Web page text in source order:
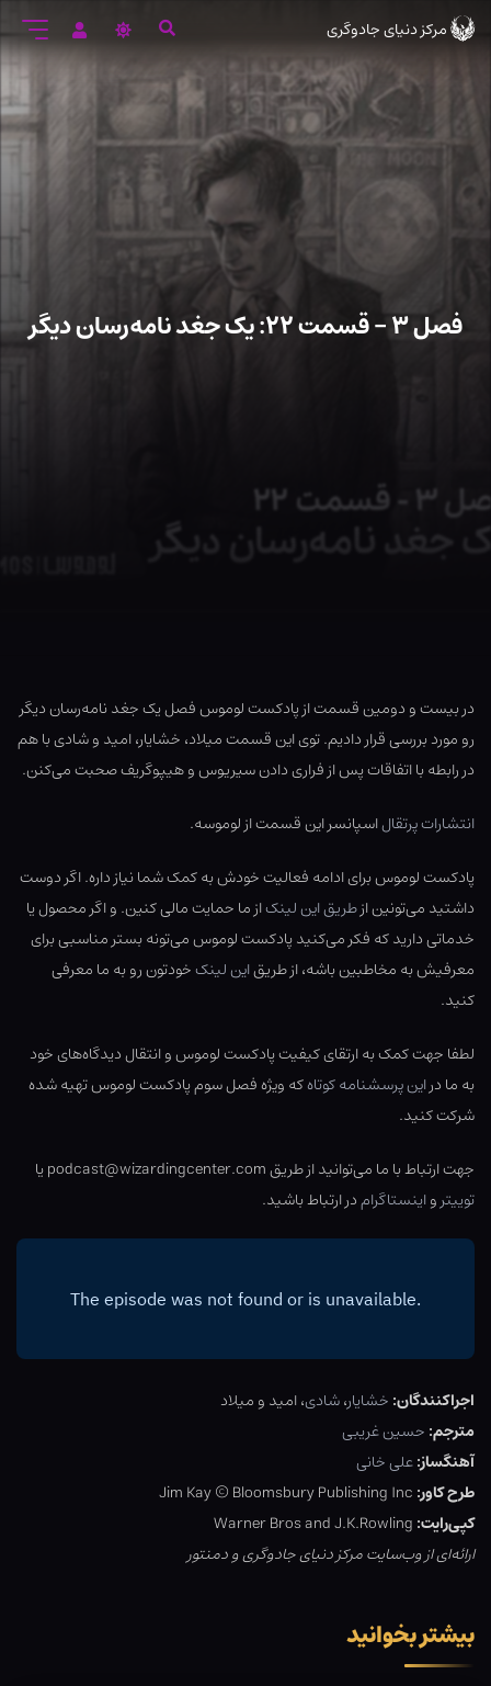
ورود
به
مرکز دنیای جادوگری
فصل ۳ – قسمت ۲۲: یک جغد نامه‌رسان دیگر
در بیست و دومین قسمت از پادکست لوموس فصل یک جغد نامه‌رسان دیگر
رو مورد بررسی قرار دادیم. توی این قسمت میلاد، خشایار، امید و شادی با هم
در رابطه با اتفاقات پس از فراری دادن سیریوس و هیپوگریف صحبت می‌کنن.
انتشارات پرتقالاسپانسر این قسمت از لوموسه.
پادکست لوموس برای ادامه فعالیت خودش به کمک شما نیاز داره. اگر دوست
داشتید می‌تونین ازطریق این لینکاز ما حمایت مالی کنین. و اگر محصول یا
خدماتی دارید که فکر می‌کنید پادکست لوموس می‌تونه بستر مناسبی برای
معرفیش به مخاطبین باشه، از طریقاین لینکخودتون رو به ما معرفی
کنید.
لطفا جهت کمک به ارتقای کیفیت پادکست لوموس و انتقال دیدگاه‌های خود
به ما دراین پرسشنامه کوتاهکه ویژه فصل سوم پادکست لوموس تهیه شده
شرکت کنید.
جهت ارتباط با ما می‌توانید از طریق podcast@wizardingcenter.com یا
توییترواینستاگرامدر ارتباط باشید.
اجراکنندگان: خشایار،شادی، امید و میلاد
مترجم: حسین غریبی
آهنگساز:علی خانی
طرح کاور: Jim Kay © Bloomsbury Publishing Inc
کپی‌رایت: Warner Bros and J.K.Rowling
ارائه‌ای از وب‌سایت مرکز دنیای جادوگری و دمنتور
بیشتر بخوانید